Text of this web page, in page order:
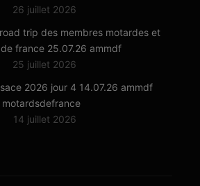
26 juillet 2026
trip des membres motardes et
france 25.07.26 ammdf
25 juillet 2026
2026 jour 4 14.07.26 ammdf
motardsdefrance
14 juillet 2026